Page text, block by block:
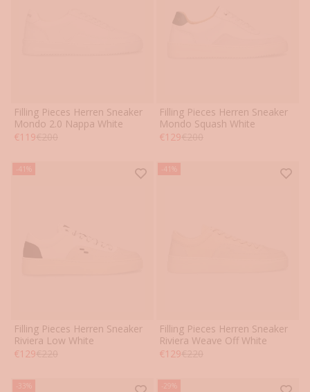
40 42 44
46
Filling Pieces Herren Sneaker
Mondo 2.0 Nappa White
Angebot
€119Regulärer Preis
€200
40 41 43
46
Filling Pieces Herren Sneaker
Mondo Squash White
Angebot
€129Regulärer Preis
€200
-41%
40 41 42
46
Filling Pieces Herren Sneaker
Riviera Low White
Angebot
€129Regulärer Preis
€220
-41%
40 41 43 44
46
Filling Pieces Herren Sneaker
Riviera Weave Off White
Angebot
€129Regulärer Preis
€220
-33% -29%